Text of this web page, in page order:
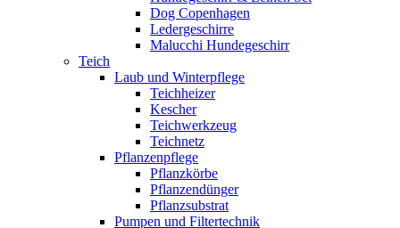
Dog Copenhagen
Ledergeschirre
Malucchi Hundegeschirr
Teich
Laub und Winterpflege
Teichheizer
Kescher
Teichwerkzeug
Teichnetz
Pflanzenpflege
Pflanzkörbe
Pflanzendünger
Pflanzsubstrat
Pumpen und Filtertechnik